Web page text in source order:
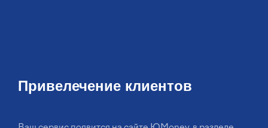
Привелечение клиентов